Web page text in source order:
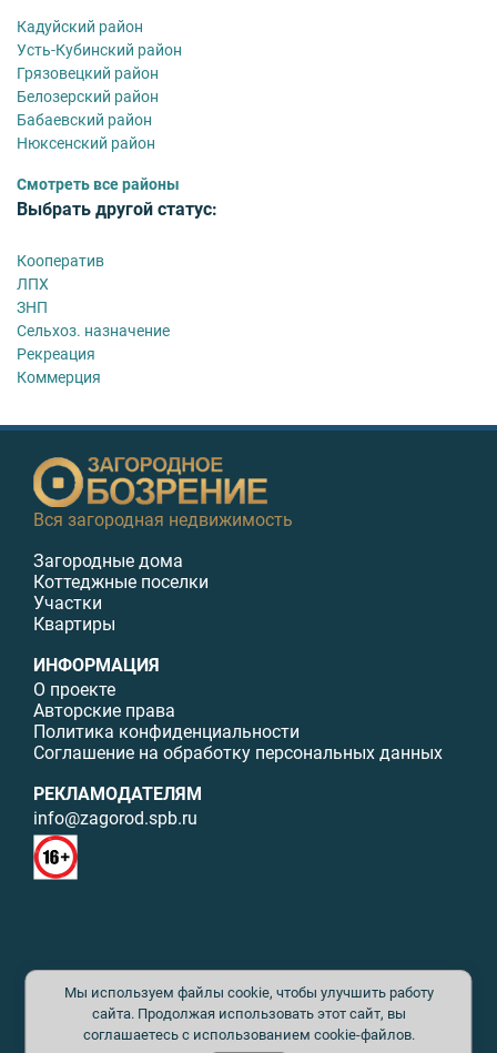
Кадуйский район
Усть-Кубинский район
Грязовецкий район
Белозерский район
Бабаевский район
Нюксенский район
Смотреть все районы
Выбрать другой статус:
Кооператив
ЛПХ
ЗНП
Сельхоз. назначение
Рекреация
Коммерция
Вся загородная недвижимость
Загородные дома
Коттеджные поселки
Участки
Квартиры
ИНФОРМАЦИЯ
О проекте
Авторские права
Политика конфиденциальности
Соглашение на обработку персональных данных
РЕКЛАМОДАТЕЛЯМ
info@zagorod.spb.ru
© ИП Малыщева Б.Л. Все права защищены. Перепечатка материалов
данного сайта возможна только с письменного разрешения. При
цитировании ссылка на www.zagorod.spb.ru обязательна. Редакция не
несет ответственности за содержание рекламных материалов. Все
рекламируемые товары и услуги имеют необходимые сертификаты и
Мы используем файлы cookie, чтобы улучшить работу
сайта. Продолжая использовать этот сайт, вы
соглашаетесь с использованием cookie-файлов.